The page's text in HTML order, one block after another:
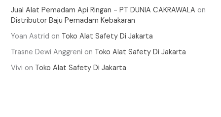
Jual Alat Pemadam Api Ringan - PT DUNIA CAKRAWALA on
Distributor Baju Pemadam Kebakaran
Yoan Astrid on Toko Alat Safety Di Jakarta
Trasne Dewi Anggreni on Toko Alat Safety Di Jakarta
Vivi on Toko Alat Safety Di Jakarta